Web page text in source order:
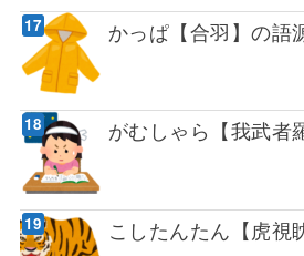
かっぱ【合羽】の語
がむしゃら【我武者
こしたんたん【虎視